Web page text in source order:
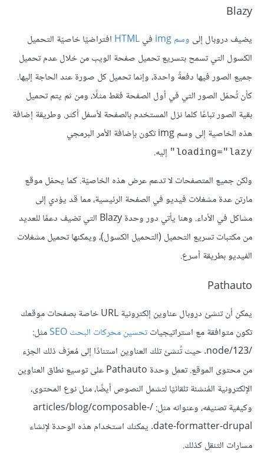
Blazy
يضيف دروبال إلى وسم img فيHTML افتراضيًا خاصيّة التحميل
الكسول التي تسمح بتسريع تحميل صفحة الويب من خلال عدم تحميل
جميع الصور فيها دفعةً واحدة، وإنما تحميل كل صورة عند الحاجة إليها.
كأن تُحمّل الصور التي في أول الصفحة فقط مثلًا، ومن ثم يتم تحميل
بقية الصور تباعًا كلما نزل المستخدم بالصفحة لأسفل أكثر. وطريقة إضافة
هذه الخاصية إلى وسم img تكون بإضافة الأمر البرمجي
loading="lazy"
إليه.
ولكن جميع المتصفحات لا تدعم عرض هذه الخاصيّة. كما يحمّل موقع
مارتن عدة مشغلات فيديو في الصفحة الرئيسية، مما قد يؤدي إلى
مشاكل في الأداء. وهنا يأتي دور وحدة Blazy التي تضيف دعمًا للعديد
من مكتبات تسريع التحميل (التحميل الكسول)، ويمكنها تحميل مشغلات
الفيديو بطريقة أسرع.
Pathauto
يمكن أن تنشئ دروبال عناوين إلكترونية URL خاصة بصفحات موقعك
تكون متوافقة مع استراتيجياتتحسين محركات البحث SEO
مثل:
/node/123. حيث تُنشئ تلك العناوين استنادًا إلى مُعرّف ذلك الجزء
من محتوى الموقع. تعمل وحدة Pathauto على توسيع نطاق العناوين
الإلكترونية المُنشئة تلقائيًا لتشمل النصوص أيضًا، مثل نوع المحتوى،
وكيفية تصنيفه، وعنوانه مثل: /articles/blog/composable-
date-formatter-drupal. يمكنك استخدام هذه الوحدة لإنشاء
مسارات التنقل كذلك.